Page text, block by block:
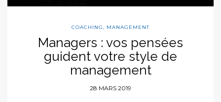
COACHING, MANAGEMENT
Managers : vos pensées
guident votre style de
management
28 MARS 2019